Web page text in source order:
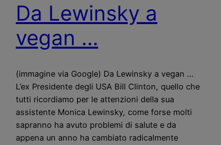
Da Lewinsky a
vegan …
(immagine via Google) Da Lewinsky a vegan …
L’ex Presidente degli USA Bill Clinton, quello che
tutti ricordiamo per le attenzioni della sua
assistente Monica Lewinsky, come forse molti
sapranno ha avuto problemi di salute e da
appena un anno ha cambiato radicalmente